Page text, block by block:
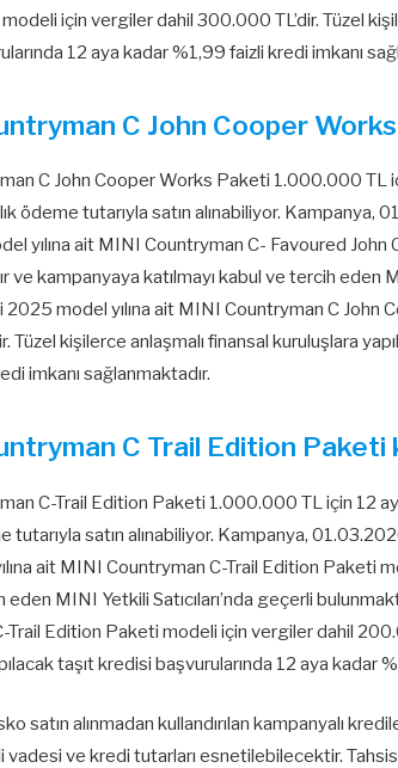
için vergiler dahil 300.000 TL’dir. Tüzel
12 aya kadar %1,99 faizli kredi imkanı
C John Cooper
C John Cooper Works Paketi 1.000.000 TL
ödeme tutarıyla satın alınabiliyor.
yılına ait MINI Countryman C- Favoured
ve kampanyaya katılmayı kabul ve tercih eden
model yılına ait MINI Countryman C John
Tüzel kişilerce anlaşmalı finansal kuruluşlara
imkanı sağlanmaktadır.
C Trail Edition Paketi
C-Trail Edition Paketi 1.000.000 TL için 12
tutarıyla satın alınabiliyor. Kampanya,
ait MINI Countryman C-Trail Edition Paketi
MINI Yetkili Satıcıları’nda geçerli
Trail Edition Paketi modeli için vergiler dahil
taşıt kredisi başvurularında 12 aya kadar
satın alınmadan kullandırılan kampanyalı
vadesi ve kredi tutarları esnetilebilecektir.